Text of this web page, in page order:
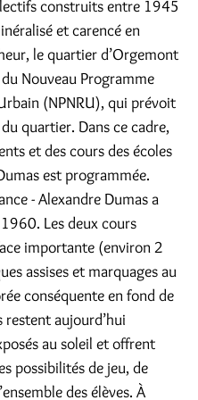
construits entre 1945
et carencé en
le quartier d’Orgemont
Nouveau Programme
(NPNRU), qui prévoit
quartier. Dans ce cadre,
et des cours des écoles
est programmée.
- Alexandre Dumas a
Les deux cours
importante (environ 2
assises et marquages au
conséquente en fond de
restent aujourd’hui
au soleil et offrent
possibilités de jeu, de
des élèves. À